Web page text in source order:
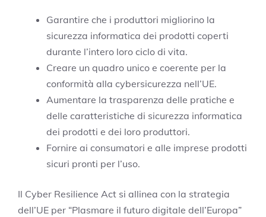
Garantire che i produttori migliorino la
sicurezza informatica dei prodotti coperti
durante l’intero loro ciclo di vita.
Creare un quadro unico e coerente per la
conformità alla cybersicurezza nell’UE.
Aumentare la trasparenza delle pratiche e
delle caratteristiche di sicurezza informatica
dei prodotti e dei loro produttori.
Fornire ai consumatori e alle imprese prodotti
sicuri pronti per l’uso.
Il Cyber Resilience Act si allinea con la strategia
dell’UE per “Plasmare il futuro digitale dell’Europa”